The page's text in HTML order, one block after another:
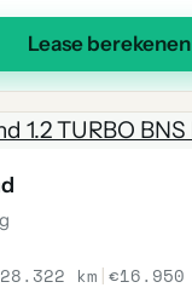
Lease berekenen
28.322 km |€16.950